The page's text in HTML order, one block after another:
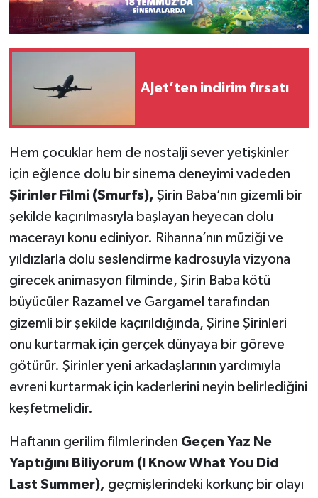
AJet’ten indirim fırsatı
Hem çocuklar hem de nostalji sever yetişkinler
için eğlence dolu bir sinema deneyimi vadeden
Şirinler Filmi (Smurfs), Şirin Baba’nın gizemli bir
şekilde kaçırılmasıyla başlayan heyecan dolu
macerayı konu ediniyor. Rihanna’nın müziği ve
yıldızlarla dolu seslendirme kadrosuyla vizyona
girecek animasyon filminde, Şirin Baba kötü
büyücüler Razamel ve Gargamel tarafından
gizemli bir şekilde kaçırıldığında, Şirine Şirinleri
onu kurtarmak için gerçek dünyaya bir göreve
götürür. Şirinler yeni arkadaşlarının yardımıyla
evreni kurtarmak için kaderlerini neyin belirlediğini
keşfetmelidir.
Haftanın gerilim filmlerinden Geçen Yaz Ne
Yaptığını Biliyorum (I Know What You Did
Last Summer), geçmişlerindeki korkunç bir olayı